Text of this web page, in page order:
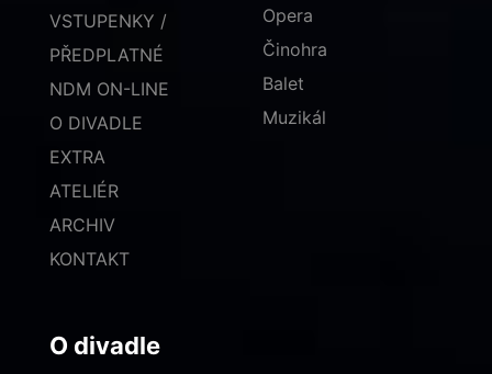
VSTUPENKY /
PŘEDPLATNÉ
NDM ON-LINE
O DIVADLE
EXTRA
ATELIÉR
ARCHIV
KONTAKT
Opera
Činohra
Balet
Muzikál
O divadle